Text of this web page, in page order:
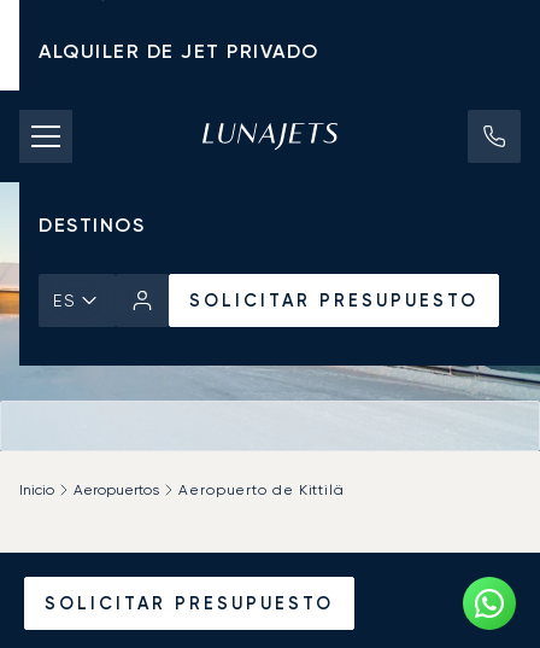
ALQUILER DE JET PRIVADO
TARIFAS DE CHÁRTER
JETS PRIVADOS
DESTINOS
ES SOLICITAR PRESUPUESTO
SOLICITAR PRESUPUESTO
Inicio Aeropuertos Aeropuerto de Kittilä
Vuele en Jet Privado al
Aeropuerto de Kittilä (KTT)